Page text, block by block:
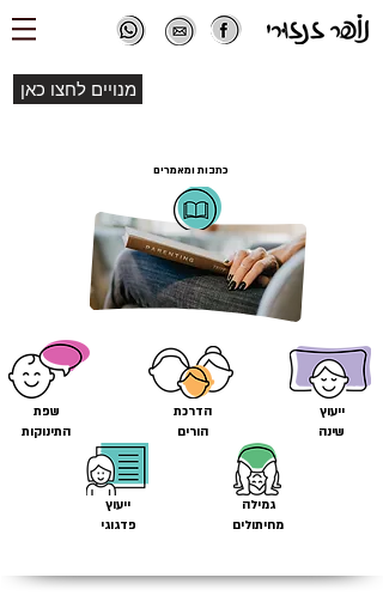
מנויים לחצו כאן
כתבות ומאמרים
שפת
התינוקות
ייעוץ
פדגוגי
הדרכת
הורים
גמילה
מחיתולים
ייעוץ
שינה